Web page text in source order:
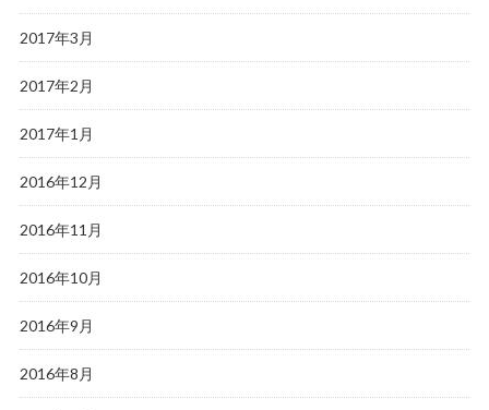
2017年3月
2017年2月
2017年1月
2016年12月
2016年11月
2016年10月
2016年9月
2016年8月